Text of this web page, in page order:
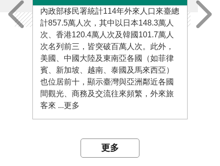
內政部移民署統計114年外來人口來臺總
計857.5萬人次，其中以日本148.3萬人
次、香港120.4萬人次及韓國101.7萬人
次名列前三，皆突破百萬人次。此外，
美國、中國大陸及東南亞各國（如菲律
賓、新加坡、越南、泰國及馬來西亞）
也位居前十，顯示臺灣與亞洲鄰近各國
間觀光、商務及交流往來頻繁，外來旅
客來 ...更多
內
更多